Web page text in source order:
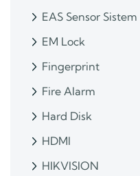
EAS Sensor Sistem
EM Lock
Fingerprint
Fire Alarm
Hard Disk
HDMI
HIKVISION